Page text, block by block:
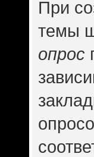
При
темы
опрос